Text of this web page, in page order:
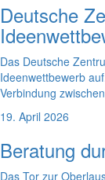
Deutsche
Das Deutsche
Ideenwettbewerb
Verbindung
19. April 2026
Beratung
Das Tor zur